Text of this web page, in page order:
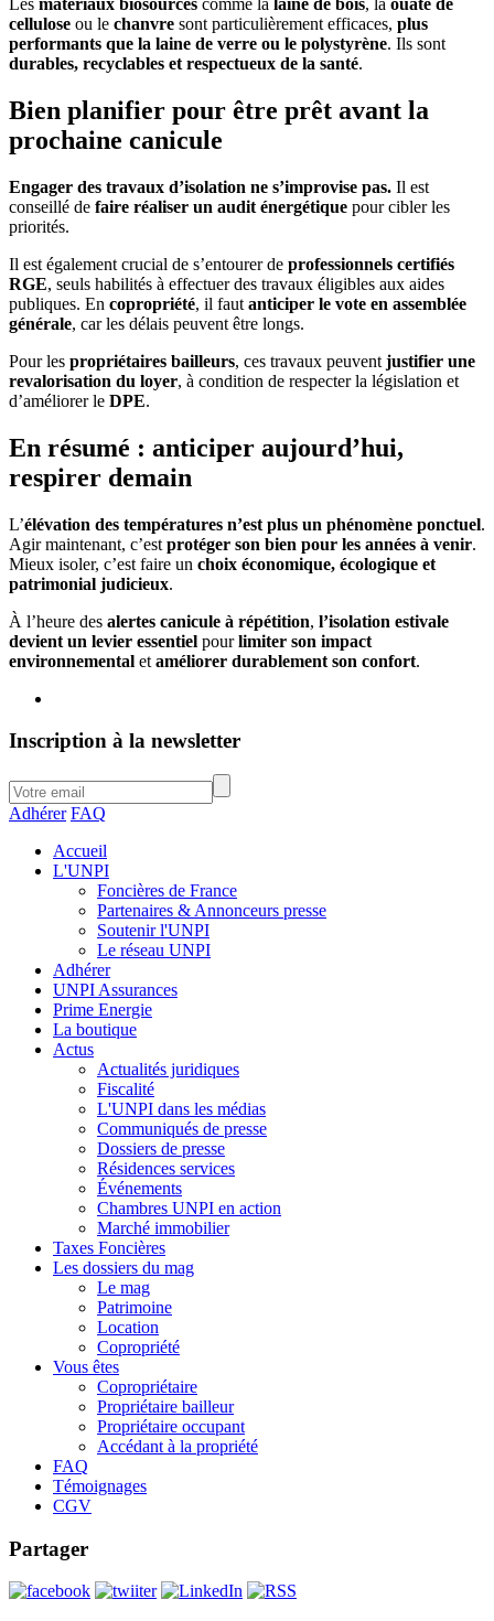
Les matériaux biosourcés comme la laine de bois, la ouate de
cellulose ou le chanvre sont particulièrement efficaces, plus
performants que la laine de verre ou le polystyrène. Ils sont
durables, recyclables et respectueux de la santé.
Bien planifier pour être prêt avant la
prochaine canicule
Engager des travaux d’isolation ne s’improvise pas. Il est
conseillé de faire réaliser un audit énergétique pour cibler les
priorités.
Il est également crucial de s’entourer de professionnels certifiés
RGE, seuls habilités à effectuer des travaux éligibles aux aides
publiques. En copropriété, il faut anticiper le vote en assemblée
générale, car les délais peuvent être longs.
Pour les propriétaires bailleurs, ces travaux peuvent justifier une
revalorisation du loyer, à condition de respecter la législation et
d’améliorer le DPE.
En résumé : anticiper aujourd’hui,
respirer demain
L’élévation des températures n’est plus un phénomène ponctuel.
Agir maintenant, c’est protéger son bien pour les années à venir.
Mieux isoler, c’est faire un choix économique, écologique et
patrimonial judicieux.
À l’heure des alertes canicule à répétition, l’isolation estivale
devient un levier essentiel pourlimiter son impact
environnemental et améliorer durablement son confort.
Inscription à la newsletter
Adhérer FAQ
Accueil
L'UNPI
Foncières de France
Partenaires & Annonceurs presse
Soutenir l'UNPI
Le réseau UNPI
Adhérer
UNPI Assurances
Prime Energie
La boutique
Actus
Actualités juridiques
Fiscalité
L'UNPI dans les médias
Communiqués de presse
Dossiers de presse
Résidences services
Événements
Chambres UNPI en action
Marché immobilier
Taxes Foncières
Les dossiers du mag
Le mag
Patrimoine
Location
Copropriété
Vous êtes
Copropriétaire
Propriétaire bailleur
Propriétaire occupant
Accédant à la propriété
FAQ
Témoignages
CGV
Partager